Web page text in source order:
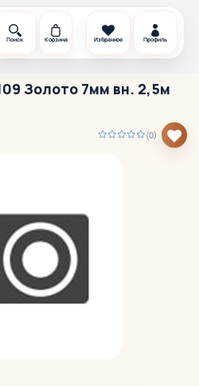
Поиск
Корзина Избранное Профиль
Золото 7мм вн. 2,5м
(0)